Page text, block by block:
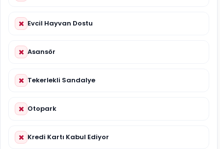
Evcil Hayvan Dostu
Asansör
Tekerlekli Sandalye
Otopark
Kredi Kartı Kabul Ediyor